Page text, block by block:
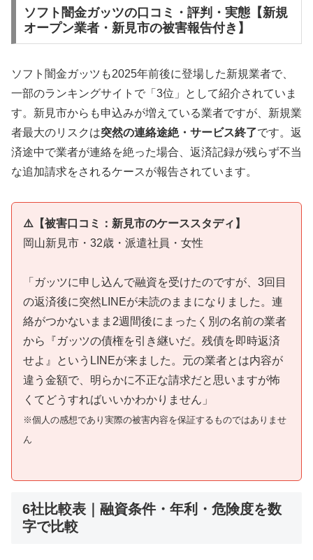
ソフト闇金ガッツの口コミ・評判・実態【新規
オープン業者・新見市の被害報告付き】
ソフト闇金ガッツも2025年前後に登場した新規業者で、
一部のランキングサイトで「3位」として紹介されていま
す。新見市からも申込みが増えている業者ですが、新規業
者最大のリスクは突然の連絡途絶・サービス終了です。返
済途中で業者が連絡を絶った場合、返済記録が残らず不当
な追加請求をされるケースが報告されています。
⚠️【被害口コミ：新見市のケーススタディ】
岡山新見市・32歳・派遣社員・女性
「ガッツに申し込んで融資を受けたのですが、3回目
の返済後に突然LINEが未読のままになりました。連
絡がつかないまま2週間後にまったく別の名前の業者
から『ガッツの債権を引き継いだ。残債を即時返済
せよ』というLINEが来ました。元の業者とは内容が
違う金額で、明らかに不正な請求だと思いますが怖
くてどうすればいいかわかりません」
※個人の感想であり実際の被害内容を保証するものではありませ
ん
6社比較表｜融資条件・年利・危険度を数
字で比較